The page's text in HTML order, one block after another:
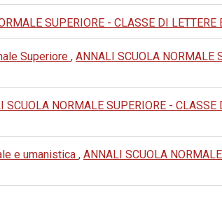
SUPERIORE - CLASSE DI
Superiore , ANNALI SCUOLA NORMALE
SCUOLA NORMALE SUPERIORE -
e umanistica , ANNALI SCUOLA